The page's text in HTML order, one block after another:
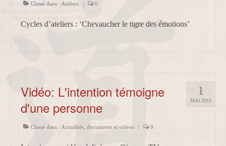
Classé dans : Ateliers | 0
Cycles d’ateliers : ‘Chevaucher le tigre des émotions’
1
MAI 2013
Vidéo: L'intention témoigne
d'une personne
Classé dans : Actualités documents et videos | 0